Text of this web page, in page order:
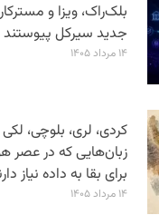
بلک‌راک، ویزا و
جدید سیرکل پیوستند
۱۴ مرداد ۱۴۰۵
کردی، لری، بلوچی،
زبان‌هایی که در
برای بقا به داده نیاز
۱۴ مرداد ۱۴۰۵